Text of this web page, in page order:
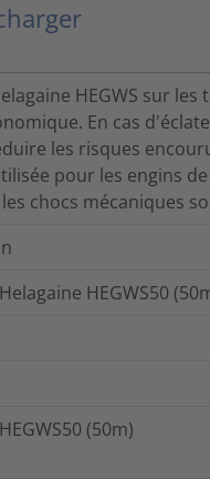
HEGWS sur
En cas
les risques
pour les engins
chocs mécaniques
HEGWS50
(50m)